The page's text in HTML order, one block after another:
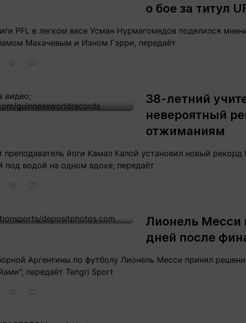
о бое за титул
PFL в легком весе Усман Нурмагомедов поделился
Махачевым и Иэном Гэрри, передаёт
38-летний
невероятный
отжиманиям
преподаватель йоги Камал Калой установил новый
под водой на одном вдохе, передаёт
Лионель Месси
дней после
Аргентины по футболу Лионель Месси принял
передаёт Tengri Sport